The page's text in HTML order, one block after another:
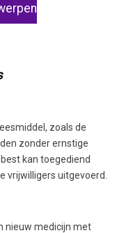
zoals de
zonder ernstige
kan toegediend
vrijwilligers uitgevoerd.
nieuw medicijn met